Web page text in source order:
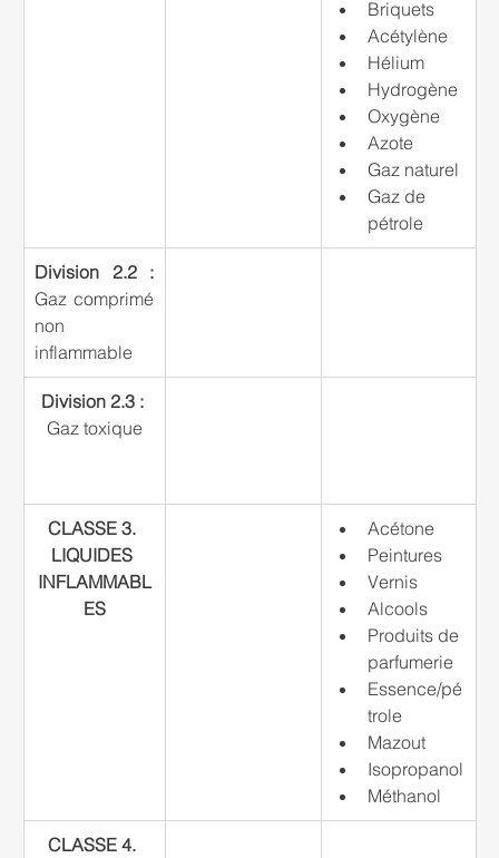
Briquets
Acétylène
Hélium
Hydrogène
Oxygène
Azote
Gaz naturel
Gaz de
pétrole
Division 2.2 :
Gaz comprimé
non
inflammable
Division 2.3 :
Gaz toxique
CLASSE 3.
LIQUIDES
INFLAMMABL
ES
Acétone
Peintures
Vernis
Alcools
Produits de
parfumerie
Essence/pé
trole
Mazout
Isopropanol
Méthanol
CLASSE 4.